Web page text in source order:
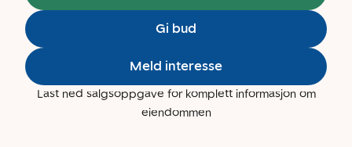
Gi bud
Meld interesse
Last ned salgsoppgave for komplett informasjon om
eiendommen